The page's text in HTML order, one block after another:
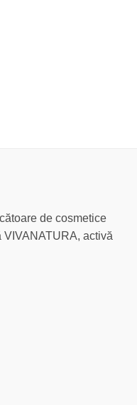
de cosmetice
VIVANATURA, activă